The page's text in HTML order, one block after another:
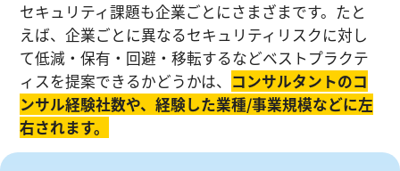
セキュリティ課題も企業ごとにさまざまです。たと
えば、企業ごとに異なるセキュリティリスクに対し
て低減・保有・回避・移転するなどベストプラクテ
ィスを提案できるかどうかは、 コンサルタントのコ
ンサル経験社数や、経験した業種/事業規模などに左
右されます。